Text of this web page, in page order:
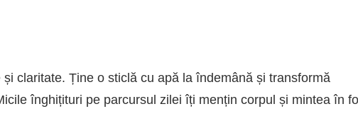
claritate. Ține o sticlă cu apă la îndemână și transformă
înghițituri pe parcursul zilei îți mențin corpul și mintea în